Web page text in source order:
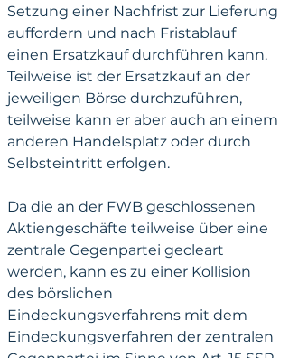
Setzung einer Nachfrist zur Lieferung
auffordern und nach Fristablauf
einen Ersatzkauf durchführen kann.
Teilweise ist der Ersatzkauf an der
jeweiligen Börse durchzuführen,
teilweise kann er aber auch an einem
anderen Handelsplatz oder durch
Selbsteintritt erfolgen.
Da die an der FWB geschlossenen
Aktiengeschäfte teilweise über eine
zentrale Gegenpartei gecleart
werden, kann es zu einer Kollision
des börslichen
Eindeckungsverfahrens mit dem
Eindeckungsverfahren der zentralen